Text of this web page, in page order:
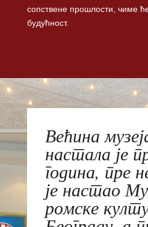
сопствене прошлости, чиме
будућност.
Већина
настала је
година, пре
је настао
ромске